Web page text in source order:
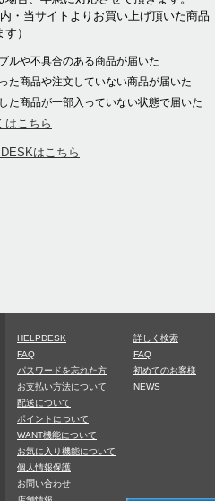
・当サイトよりお買い上げ頂いた商品
）
ルや不具合のある商品が届いた
た商品や注文していない商品が届いた
た商品が一部入っていない状態で届いた
こちら
はこちら
HELPDESK
FAQ
パスワードを忘れた方
お支払い方法について
配送について
ポイントについて
WANT機能について
お気に入り機能について
個人情報保護
お問い合わせ
詳しく検索
FAQ
初めてのお客様
NEWS